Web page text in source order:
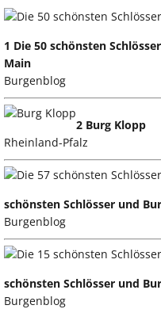
1 Die 50 schönsten
Main
Burgenblog
2 Burg Klopp
Rheinland-Pfalz
schönsten Schlösser und
Burgenblog
schönsten Schlösser und
Burgenblog